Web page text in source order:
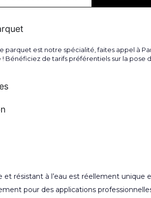
parquet est notre spécialité, faites appel à
! Bénéficiez de tarifs préférentiels sur la pose
résistant à l’eau est réellement
pour des applications